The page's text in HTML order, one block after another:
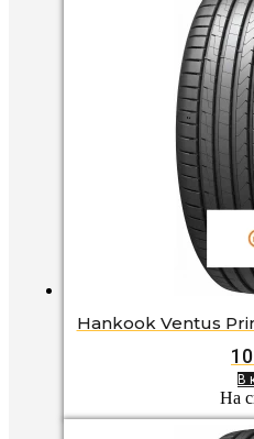
Hankook Ventus
В
На